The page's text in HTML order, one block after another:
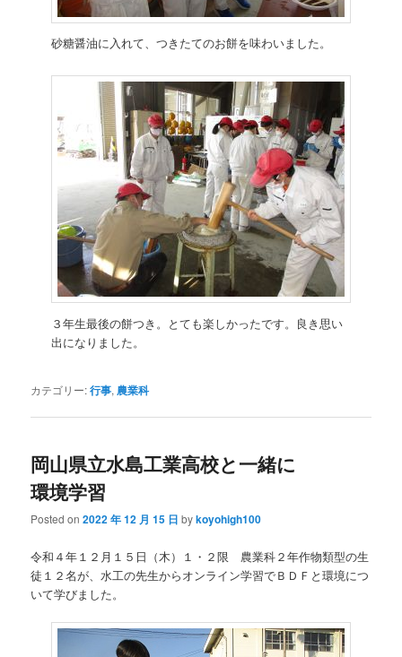
砂糖醤油に入れて、つきたてのお餅を味わいました。
３年生最後の餅つき。とても楽しかったです。良き思い
出になりました。
カテゴリー:行事, 農業科
岡山県立水島工業高校と一緒に
環境学習
Posted on2022 年 12 月 15 日 bykoyohigh100
令和４年１２月１５日（木）１・２限 農業科２年作物類型の生
徒１２名が、水工の先生からオンライン学習でＢＤＦと環境につ
いて学びました。